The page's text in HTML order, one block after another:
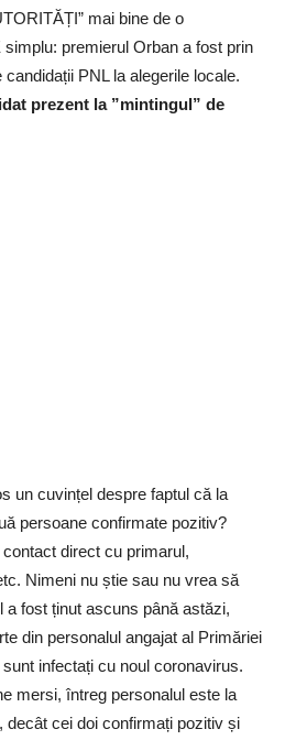
mai bine de o
premierul Orban a fost prin
PNL la alegerile locale.
prezent la ”mintingul” de
un cuvințel despre faptul că la
persoane confirmate pozitiv?
direct cu primarul,
Nimeni nu știe sau nu vrea să
a fost ținut ascuns până astăzi,
din personalul angajat al Primăriei
infectați cu noul coronavirus.
mersi, întreg personalul este la
cei doi confirmați pozitiv și